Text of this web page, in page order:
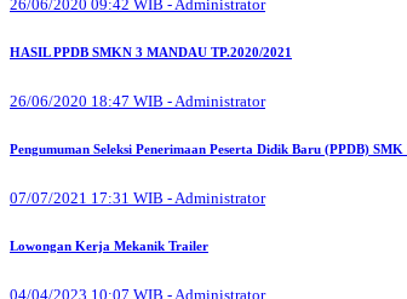
26/06/2020 09:42 WIB - Administrator
HASIL PPDB SMKN 3 MANDAU TP.2020/2021
26/06/2020 18:47 WIB - Administrator
Pengumuman Seleksi Penerimaan Peserta Didik Baru (PPDB)
07/07/2021 17:31 WIB - Administrator
Lowongan Kerja Mekanik Trailer
04/04/2023 10:07 WIB - Administrator